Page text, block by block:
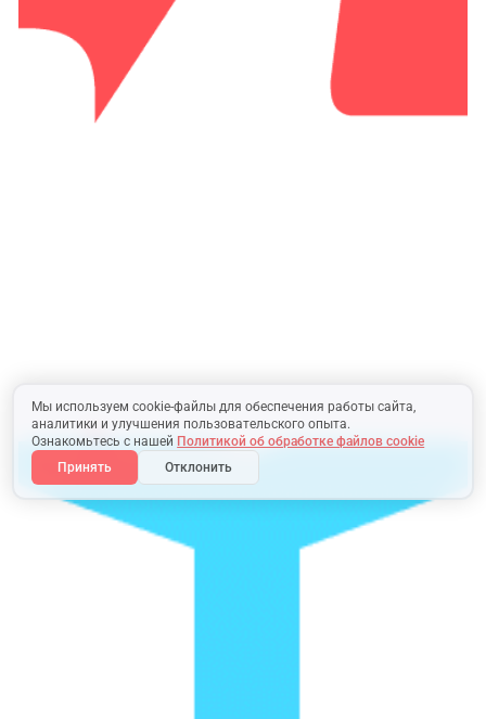
Мы используем cookie-файлы для обеспечения работы сайта,
аналитики и улучшения пользовательского опыта.
Ознакомьтесь с нашей Политикой об обработке файлов cookie
Принять
Отклонить